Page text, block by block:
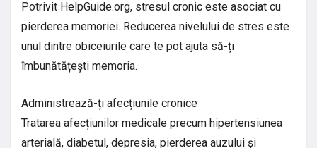
Potrivit HelpGuide.org, stresul cronic este asociat cu
pierderea memoriei. Reducerea nivelului de stres este
unul dintre obiceiurile care te pot ajuta să-ți
îmbunătățești memoria.
Administrează-ți afecțiunile cronice
Tratarea afecțiunilor medicale precum hipertensiunea
arterială, diabetul, depresia, pierderea auzului și